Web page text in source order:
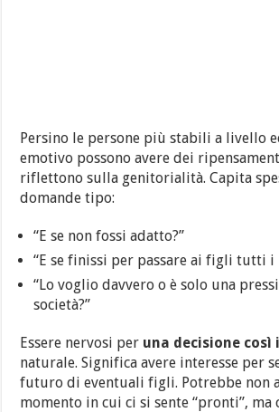
Persino le persone più stabili a livello
emotivo possono avere dei
riflettono sulla genitorialità. Capita
domande tipo:
“E se non fossi adatto?”
“E se finissi per passare ai figli tutti
“Lo voglio davvero o è solo una
società?”
Essere nervosi per una decisione
naturale. Significa avere interesse per
futuro di eventuali figli. Potrebbe non
momento in cui ci si sente “pronti”, ma